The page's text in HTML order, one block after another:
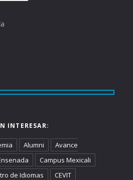
INTERESAR:
Alumni
Avance
Campus Mexicali
de Idiomas
CEVIT